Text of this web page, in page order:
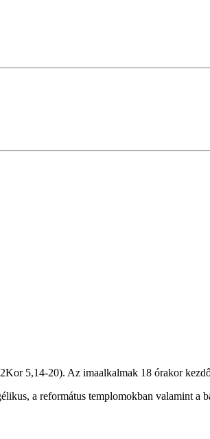
5,14-20). Az imaalkalmak 18 órakor
a református templomokban valamint a